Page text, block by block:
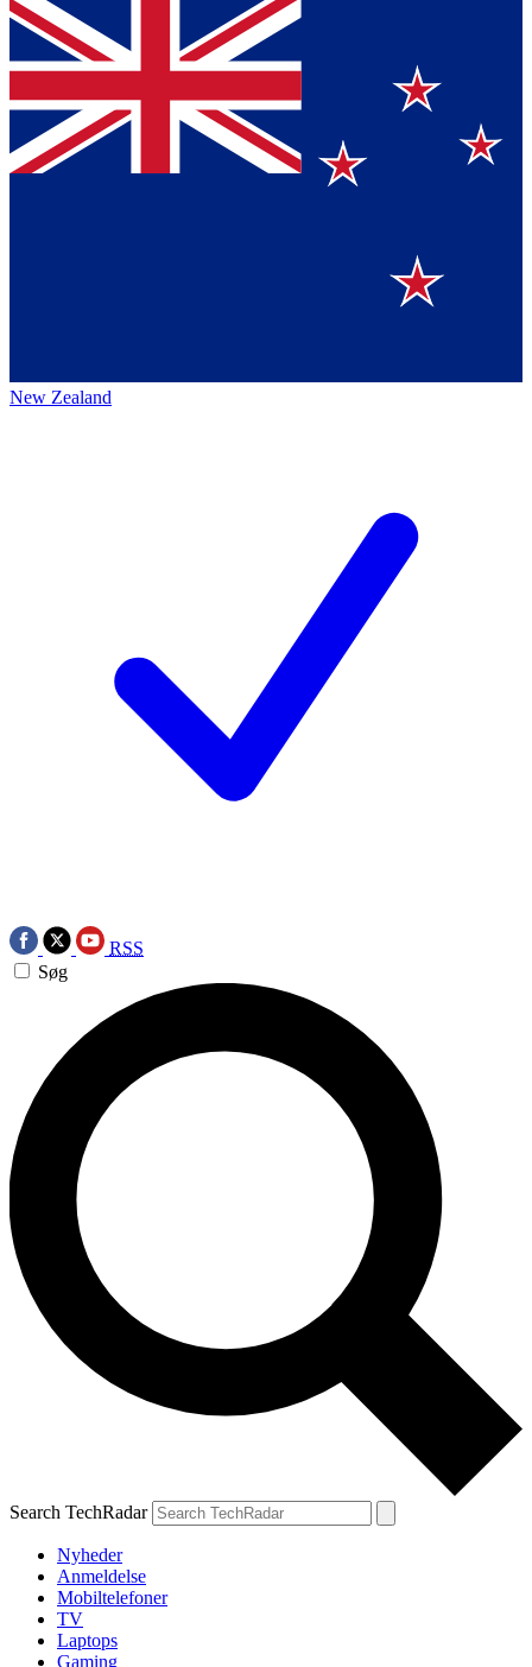
New Zealand
RSS
Søg
Search TechRadar
Nyheder
Anmeldelse
Mobiltelefoner
TV
Laptops
Gaming